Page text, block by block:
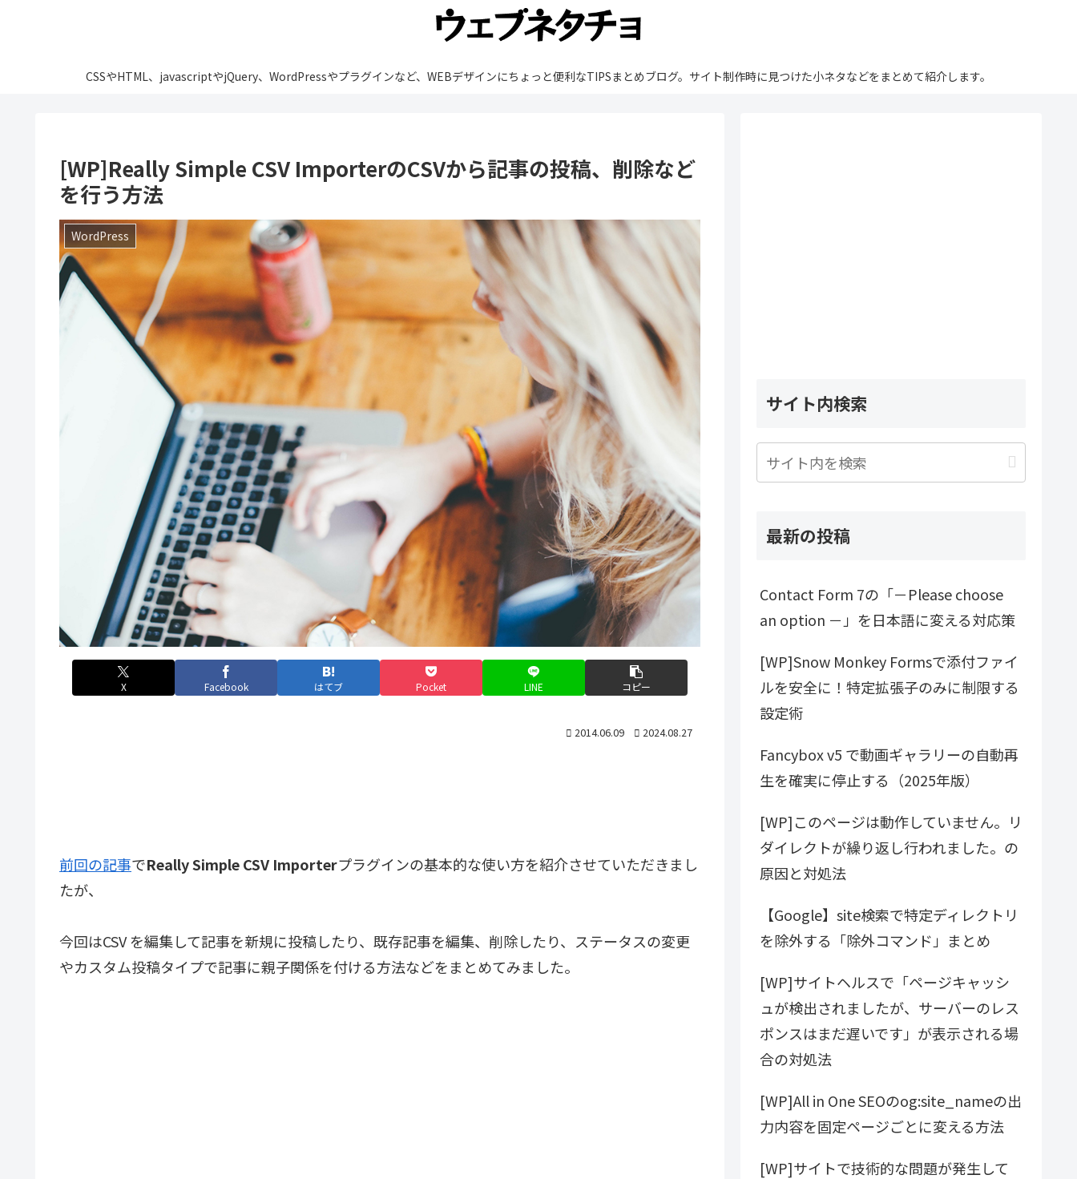
CSSやHTML、javascriptやjQuery、WordPressやプラグインなど、WEBデザインにちょっと便利なTIPSまとめブログ。サイト制作時に見つけた小ネタなどをまとめて紹介します。
[WP]Really Simple CSV ImporterのCSVから記事の投稿、削除など
を行う方法
WordPress
X Facebook はてブ Pocket LINE コピー
2014.06.09 2024.08.27
前回の記事でReally Simple CSV Importerプラグインの基本的な使い方を紹介させていただきまし
たが、
今回はCSV を編集して記事を新規に投稿したり、既存記事を編集、削除したり、ステータスの変更
やカスタム投稿タイプで記事に親子関係を付ける方法などをまとめてみました。
サイト内検索
最新の投稿
Contact Form 7の「－Please choose
an option －」を日本語に変える対応策
[WP]Snow Monkey Formsで添付ファイ
ルを安全に！特定拡張子のみに制限する
設定術
Fancybox v5 で動画ギャラリーの自動再
生を確実に停止する（2025年版）
[WP]このページは動作していません。リ
ダイレクトが繰り返し行われました。の
原因と対処法
【Google】site検索で特定ディレクトリ
を除外する「除外コマンド」まとめ
[WP]サイトヘルスで「ページキャッシ
ュが検出されましたが、サーバーのレス
ポンスはまだ遅いです」が表示される場
合の対処法
[WP]All in One SEOのog:site_nameの出
力内容を固定ページごとに変える方法
[WP]サイトで技術的な問題が発生して